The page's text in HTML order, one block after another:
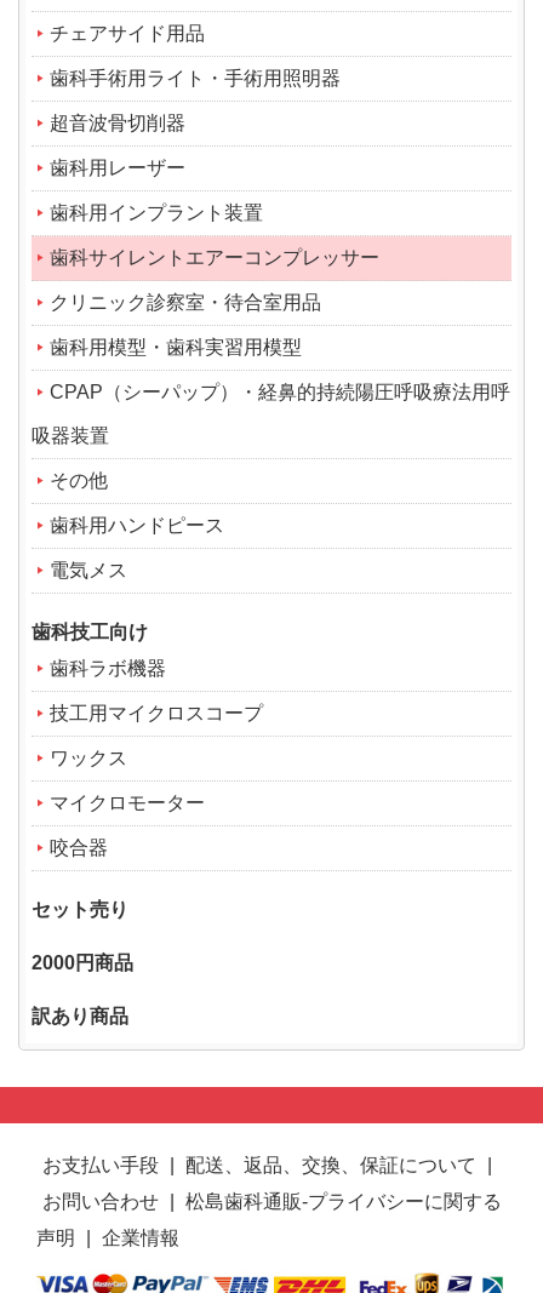
チェアサイド用品
歯科手術用ライト・手術用照明器
超音波骨切削器
歯科用レーザー
歯科用インプラント装置
歯科サイレントエアーコンプレッサー
クリニック診察室・待合室用品
歯科用模型・歯科実習用模型
CPAP（シーパップ）・経鼻的持続陽圧呼吸療法用呼
吸器装置
その他
歯科用ハンドピース
電気メス
歯科技工向け
歯科ラボ機器
技工用マイクロスコープ
ワックス
マイクロモーター
咬合器
セット売り
2000円商品
訳あり商品
お支払い手段 配送、返品、交換、保証について
お問い合わせ
松島歯科通販-プライバシーに関する
声明
企業情報